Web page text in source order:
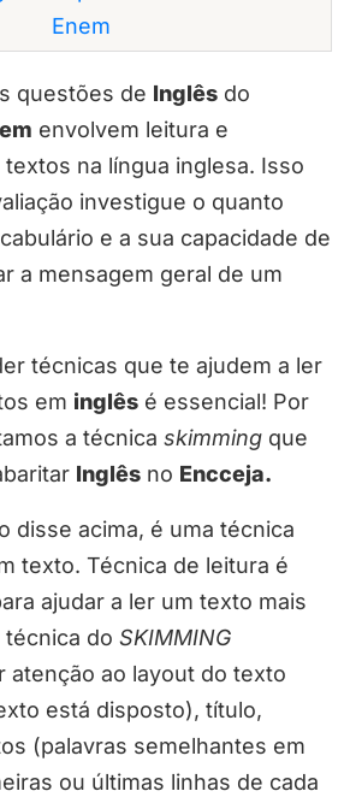
Enem
questões de Inglês do
envolvem leitura e
na língua inglesa. Isso
investigue o quanto
e a sua capacidade de
a mensagem geral de um
técnicas que te ajudem a ler
em inglês é essencial! Por
a técnica skimming que
Inglês no Encceja.
disse acima, é uma técnica
texto. Técnica de leitura é
ajudar a ler um texto mais
técnica do SKIMMING
atenção ao layout do texto
está disposto), título,
(palavras semelhantes em
ou últimas linhas de cada